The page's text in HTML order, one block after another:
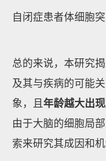
自闭症患者体细胞
总的来说，本研究
及其与疾病的可能
象，且年龄越大出
由于大脑的细胞局
索来研究其成因和机